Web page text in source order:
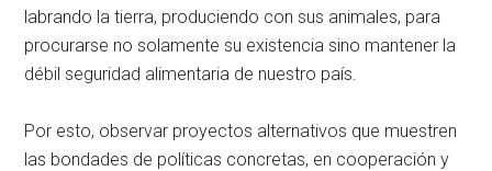
labrando la tierra, produciendo con sus animales, para
procurarse no solamente su existencia sino mantener la
débil seguridad alimentaria de nuestro país.
Por esto, observar proyectos alternativos que muestren
las bondades de políticas concretas, en cooperación y